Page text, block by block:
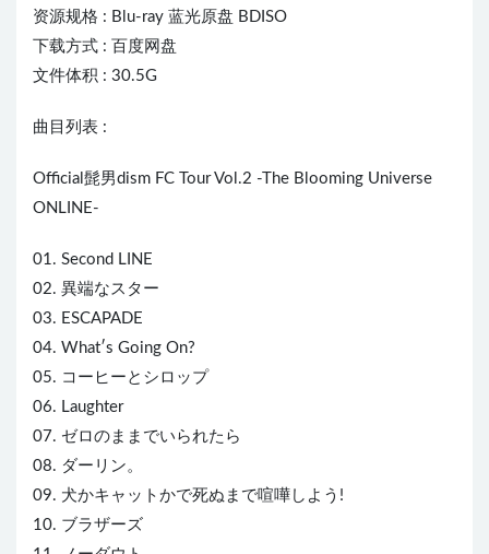
资源规格 : Blu-ray 蓝光原盘 BDISO
下载方式 : 百度网盘
文件体积 : 30.5G
曲目列表 :
Official髭男dism FC Tour Vol.2 -The Blooming Universe
ONLINE-
01. Second LINE
02. 異端なスター
03. ESCAPADE
04. What′s Going On?
05. コーヒーとシロップ
06. Laughter
07. ゼロのままでいられたら
08. ダーリン。
09. 犬かキャットかで死ぬまで喧嘩しよう!
10. ブラザーズ